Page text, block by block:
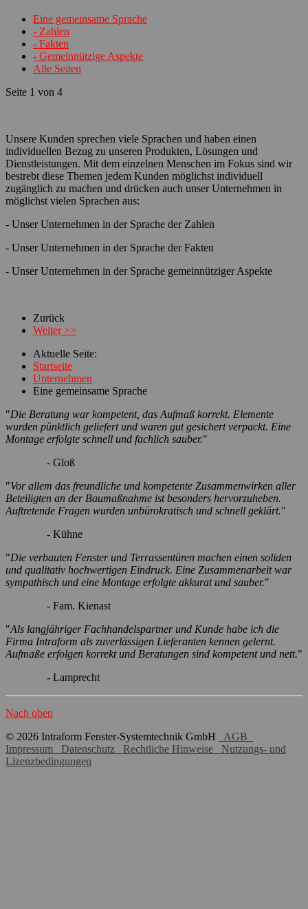
Eine gemeinsame Sprache
- Zahlen
- Fakten
- Gemeinnützige Aspekte
Alle Seiten
Seite 1 von 4
Unsere Kunden sprechen viele Sprachen und haben einen
individuellen Bezug zu unseren Produkten, Lösungen und
Dienstleistungen. Mit dem einzelnen Menschen im Fokus sind wir
bestrebt diese Themen jedem Kunden möglichst individuell
zugänglich zu machen und drücken auch unser Unternehmen in
möglichst vielen Sprachen aus:
- Unser Unternehmen in der Sprache der Zahlen
- Unser Unternehmen in der Sprache der Fakten
- Unser Unternehmen in der Sprache gemeinnütziger Aspekte
Zurück
Weiter >>
Aktuelle Seite:
Startseite
Unternehmen
Eine gemeinsame Sprache
"Die Beratung war kompetent, das Aufmaß korrekt. Elemente
wurden pünktlich geliefert und waren gut gesichert verpackt. Eine
Montage erfolgte schnell und fachlich sauber."
- Gloß
"Vor allem das freundliche und kompetente Zusammenwirken aller
Beteiligten an der Baumaßnahme ist besonders hervorzuheben.
Auftretende Fragen wurden unbürokratisch und schnell geklärt."
- Kühne
"Die verbauten Fenster und Terrassentüren machen einen soliden
und qualitativ hochwertigen Eindruck. Eine Zusammenarbeit war
sympathisch und eine Montage erfolgte akkurat und sauber."
- Fam. Kienast
"Als langjähriger Fachhandelspartner und Kunde habe ich die
Firma Intraform als zuverlässigen Lieferanten kennen gelernt.
Aufmaße erfolgen korrekt und Beratungen sind kompetent und nett."
- Lamprecht
Nach oben
© 2026 Intraform Fenster-Systemtechnik GmbH
AGB
Impressum
Datenschutz Rechtliche Hinweise
Nutzungs- und
Lizenzbedingungen